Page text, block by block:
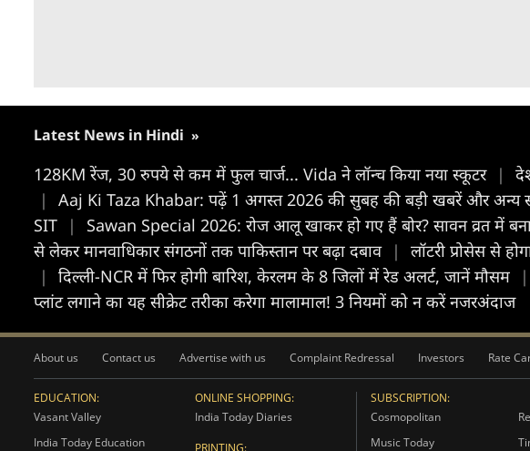
Latest News in Hindi »
128KM रेंज, 30 रुपये से कम में फुल चार्ज... Vida ने लॉन्च किया नया स्कूटर |
|
Aaj Ki Taza Khabar: पढ़ें 1 अगस्त 2026 की सुबह की बड़ी खबरें और अन्य
SIT
| Sawan Special 2026: रोज आलू खाकर हो गए हैं बोर? सावन व्रत में
से लेकर मानवाधिकार संगठनों तक पाकिस्तान पर बढ़ा दबाव |
लॉटरी प्रोसेस से
|
दिल्ली-NCR में फिर होगी बारिश, केरलम के 8 जिलों में रेड अलर्ट, जानें मौसम |
प्लांट लगाने का यह सीक्रेट तरीका करेगा मालामाल! 3 नियमों को न करें नजरअंदाज
About us Contact us Advertise with us Complaint Redressal Investors Rate
EDUCATION:
Vasant Valley
India Today Education
ONLINE SHOPPING:
India Today Diaries
PRINTING:
SUBSCRIPTION:
Cosmopolitan
Music Today